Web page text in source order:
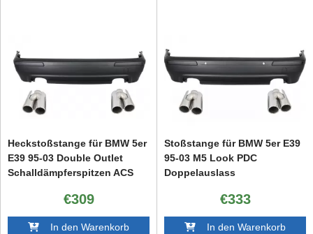
Heckstoßstange für BMW 5er
E39 95-03 Double Outlet
Schalldämpferspitzen ACS
€309
In den Warenkorb
Stoßstange für BMW 5er E39
95-03 M5 Look PDC
Doppelauslass
€333
In den Warenkorb